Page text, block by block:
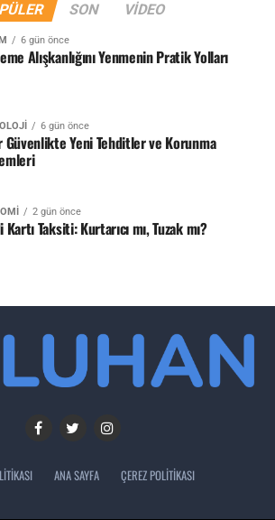
SON VIDEO
6 gün önce
Alışkanlığını Yenmenin Pratik Yolları
6 gün önce
Güvenlikte Yeni Tehditler ve Korunma
2 gün önce
Kartı Taksiti: Kurtarıcı mı, Tuzak mı?
ANA SAYFA ÇEREZ POLITIKASI